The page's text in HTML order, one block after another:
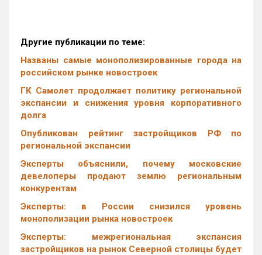
Другие публикации по теме:
Названы самые монополизированные города на
российском рынке новостроек
ГК Самолет продолжает политику региональной
экспансии и снижения уровня корпоративного
долга
Опубликован рейтинг застройщиков РФ по
региональной экспансии
Эксперты объяснили, почему московские
девелоперы продают землю региональным
конкурентам
Эксперты: в России снизился уровень
монополизации рынка новостроек
Эксперты: межрегиональная экспансия
застройщиков на рынок Северной столицы будет